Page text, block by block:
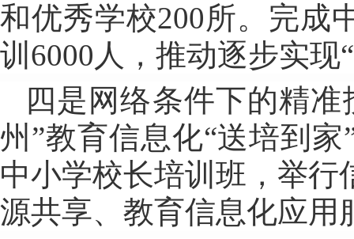
和优秀学校200所。完成
训6000人，推动逐步实
四是网络条件下的精
州”教育信息化“送培到
中小学校长培训班，举
源共享、教育信息化应用